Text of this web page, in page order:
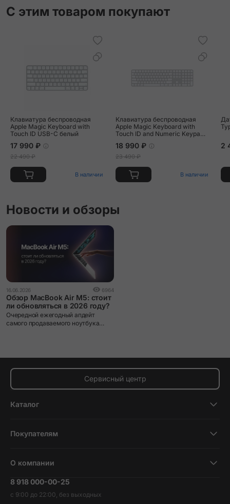
С этим товаром покупают
Клавиатура беспроводная
Apple Magic Keyboard with
Touch ID USB-C белый
17 990 ₽
22 490 ₽
В наличии
Клавиатура беспроводная
Apple Magic Keyboard with
Touch ID and Numeric Keypad
18 990 ₽
23 490 ₽
В наличии
2
Новости и обзоры
16.06.2026 6964
Обзор MacBook Air M5: стоит
ли обновляться в 2026 году?
Очередной ежегодный апдейт
самого продаваемого ноутбука
Сервисный центр
Каталог
Планшеты
Наушники и колонки
Покупателям
Трейд-ин
Гарантия и возврат
О компании
Вакансии
Контакты
8 918 000-00-25
с 9:00 до 22:00, без выходных